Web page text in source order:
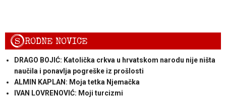
SRODNE NOVICE
DRAGO BOJIĆ: Katolička crkva u hrvatskom narodu nije ništa
naučila i ponavlja pogreške iz prošlosti
ALMIN KAPLAN: Moja tetka Njemačka
IVAN LOVRENOVIĆ: Moji turcizmi